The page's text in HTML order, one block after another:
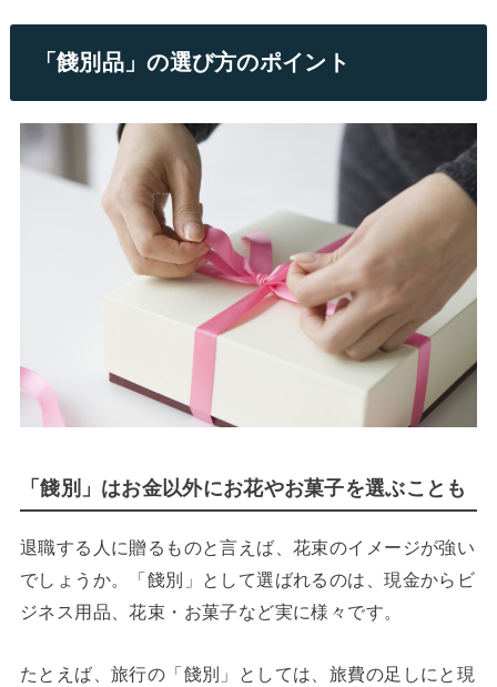
「餞別品」の選び方のポイント
「餞別」はお金以外にお花やお菓子を選ぶことも
退職する人に贈るものと言えば、花束のイメージが強い
でしょうか。「餞別」として選ばれるのは、現金からビ
ジネス用品、花束・お菓子など実に様々です。
たとえば、旅行の「餞別」としては、旅費の足しにと現